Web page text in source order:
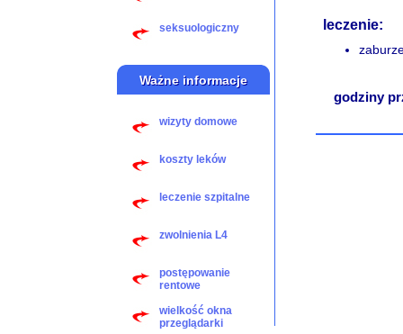
seksuologiczny
Ważne informacje
wizyty domowe
koszty leków
leczenie szpitalne
zwolnienia L4
postępowanie
rentowe
wielkość okna
przeglądarki
leczenie:
godziny